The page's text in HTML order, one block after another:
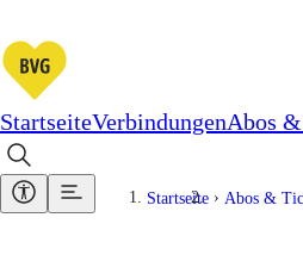
StartseiteVerbindungenAbos
Startseite Abos &